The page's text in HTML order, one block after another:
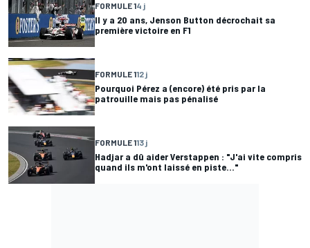
FORMULE 14 j
Il y a 20 ans, Jenson Button décrochait sa
première victoire en F1
FORMULE 112 j
Pourquoi Pérez a (encore) été pris par la
patrouille mais pas pénalisé
FORMULE 113 j
Hadjar a dû aider Verstappen : "J'ai vite compris
quand ils m'ont laissé en piste..."